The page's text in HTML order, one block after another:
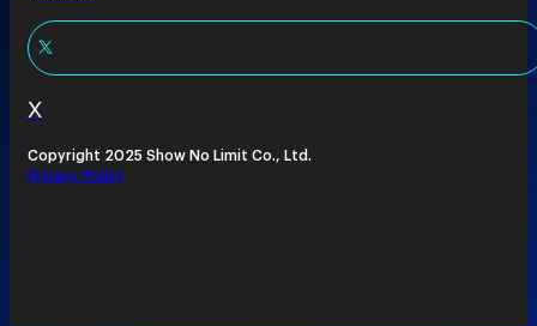
X
Copyright 2025 Show No Limit Co., Ltd.
Privacy Policy